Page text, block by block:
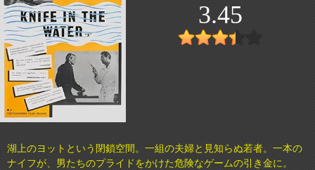
3.45
湖上のヨットという閉鎖空間。一組の夫婦と見知らぬ若者。一本の
ナイフが、男たちのプライドをかけた危険なゲームの引き金に。